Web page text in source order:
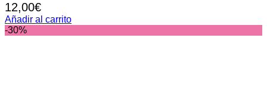
12,00€
Añadir al carrito
-30%